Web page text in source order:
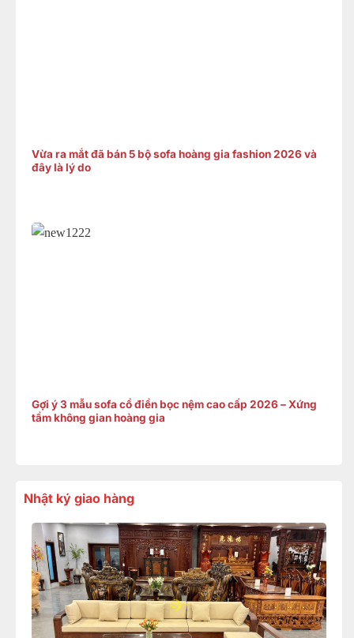
Vừa ra mắt đã bán 5 bộ sofa hoàng gia fashion 2026 và
đây là lý do
Gợi ý 3 mẫu sofa cổ điển bọc nệm cao cấp 2026 – Xứng
tầm không gian hoàng gia
Nhật ký giao hàng